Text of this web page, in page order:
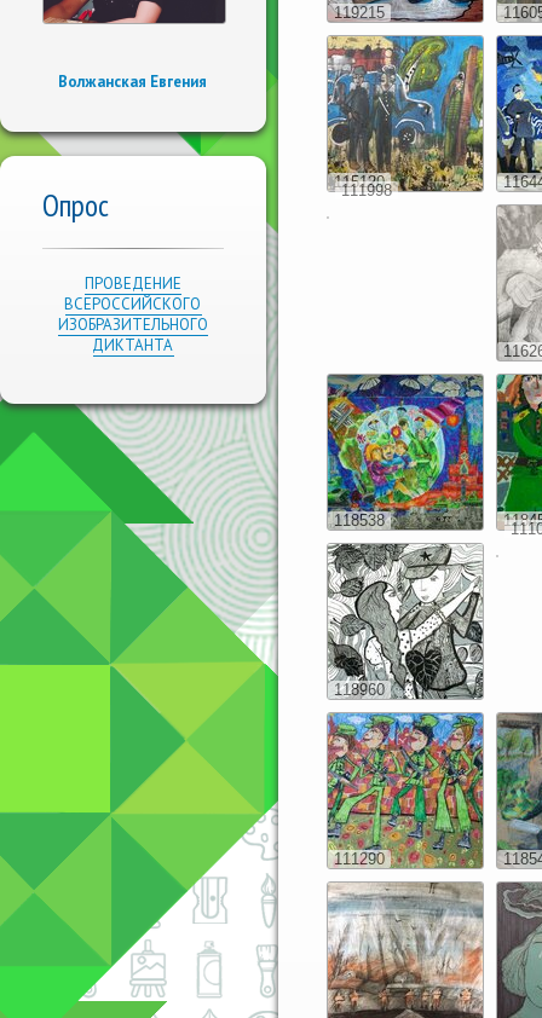
Волжанская Евгения
Опрос
ПРОВЕДЕНИЕ
ВСЕРОССИЙСКОГО
ИЗОБРАЗИТЕЛЬНОГО
ДИКТАНТА
119215
115120
111998
118538
118960
111290